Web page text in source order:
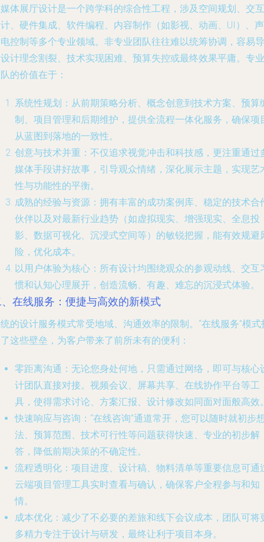
体展厅设计是一个跨学科的综合性工程，涉及空间规划、交互
、硬件集成、软件编程、内容制作（如影视、动画、UI）、声
控制等多个专业领域。非专业团队往往难以统筹协调，容易导
计理念割裂、技术实现困难、预算失控或最终效果平庸。专业
的价值在于：
系统性规划 ：从前期策略分析、概念创意到技术方案、预算
制、项目管理和后期维护，提供全流程一体化服务，确保项
从蓝图到落地的一致性。
创意与技术并重 ：不仅追求视觉冲击和科技感，更注重通过
媒体手段讲好故事，引导观众情绪，深化展示主题，实现艺
性与功能性的平衡。
成熟的经验与资源 ：拥有丰富的成功案例库、稳定的技术合
伙伴以及对最新行业趋势（如虚拟现实、增强现实、全息投
影、数据可视化、沉浸式空间等）的敏锐把握，能有效规避
险，优化成本。
以用户体验为核心 ：所有设计均围绕观众的参观动线、交互
惯和认知心理展开，创造流畅、有趣、难忘的沉浸式体验。
在线服务：便捷与高效的新模式
的设计服务模式常受地域、沟通效率的限制。“在线服务”模式
这些壁垒，为客户带来了前所未有的便利：
零距离沟通 ：无论您身处何地，只需通过网络，即可与核心
计团队直接对接。视频会议、屏幕共享、在线协作平台等工
具，使得需求讨论、方案汇报、设计修改如同面对面般高效
快速响应与咨询 ：“在线咨询”通道常开，您可以随时就初步
法、预算范围、技术可行性等问题获得快速、专业的初步解
答，降低前期决策的不确定性。
流程透明化 ：项目进度、设计稿、物料清单等重要信息可通
云端项目管理工具实时查看与确认，确保客户全程参与和知
情。
成本优化 ：减少了不必要的差旅和线下会议成本，团队可将
多精力专注于设计与研发，最终让利于项目本身。